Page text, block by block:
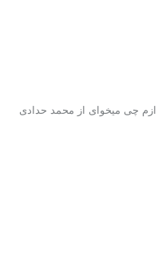
چی میخوای از محمد حدادی